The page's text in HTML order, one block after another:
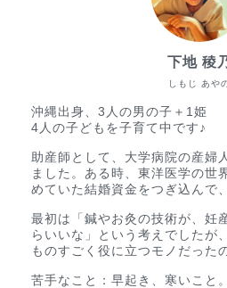
しもじ あや
下地 稜
沖縄出身、3人の男の子＋1姫
4人の子どもを子育て中です♪
助産師として、大学病院の産婦
ました。ある時、東洋医学の世
めていた結婚資金をつぎ込んで
最初は「鍼やお灸の技術が、妊
らいいな」という考えでしたが
ものすごく役に立つモノだった
苦手なこと：早起き、寒いこと